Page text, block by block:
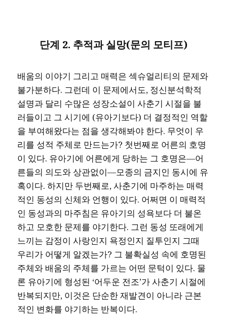
단계 2. 추적과 실망(문의 모티프)
배움의 이야기 그리고 매력은 섹슈얼리티의 문제와
불가분하다. 그런데 이 문제에서도, 정신분석학적
설명과 달리 수많은 성장소설이 사춘기 시절을 불
러들이고 그 시기에 (유아기보다) 더 결정적인 역할
을 부여해왔다는 점을 생각해봐야 한다. 무엇이 우
리를 성적 주체로 만드는가? 첫번째로 어른의 호명
이 있다. 유아기에 어른에게 당하는 그 호명은―어
른들의 의도와 상관없이―모종의 금지인 동시에 유
혹이다. 하지만 두번째로, 사춘기에 마주하는 매력
적인 동성의 신체와 언행이 있다. 어쩌면 이 매력적
인 동성과의 마주침은 유아기의 성욕보다 더 불온
하고 모호한 문제를 야기한다. 그런 동성 또래에게
느끼는 감정이 사랑인지 욕정인지 질투인지 그때
우리가 어떻게 알겠는가? 그 불확실성 속에 호명된
주체와 배움의 주체를 가르는 어떤 문턱이 있다. 물
론 유아기에 형성된 ‘어두운 전조’가 사춘기 시절에
반복되지만, 이것은 단순한 재발견이 아니라 근본
적인 변화를 야기하는 반복이다.